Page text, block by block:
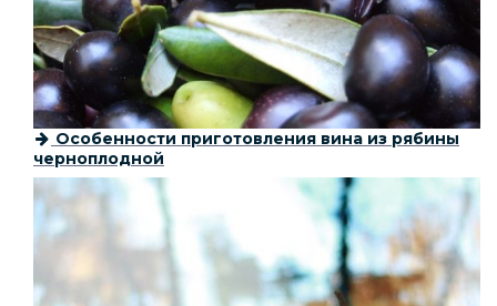
Особенности приготовления вина из рябины
черноплодной